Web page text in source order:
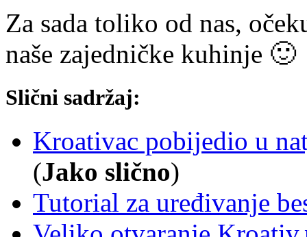
Za sada toliko od nas,
naše zajedničke kuhinje 🙂
Slični sadržaj:
Kroativac pobijedio u
(Jako slično)
Tutorial za uređivanje